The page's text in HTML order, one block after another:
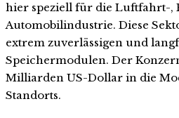
hier speziell für die Luftfahrt-,
Automobilindustrie. Diese
extrem zuverlässigen und
Speichermodulen. Der
Milliarden US-Dollar in die
Standorts.